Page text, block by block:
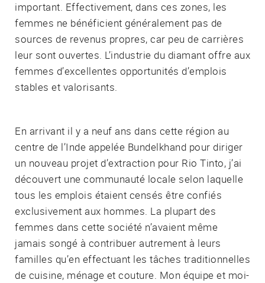
important. Effectivement, dans ces zones, les
femmes ne bénéficient généralement pas de
sources de revenus propres, car peu de carrières
leur sont ouvertes. L’industrie du diamant offre aux
femmes d’excellentes opportunités d’emplois
stables et valorisants.
En arrivant il y a neuf ans dans cette région au
centre de l’Inde appelée Bundelkhand pour diriger
un nouveau projet d’extraction pour Rio Tinto, j’ai
découvert une communauté locale selon laquelle
tous les emplois étaient censés être confiés
exclusivement aux hommes. La plupart des
femmes dans cette société n’avaient même
jamais songé à contribuer autrement à leurs
familles qu’en effectuant les tâches traditionnelles
de cuisine, ménage et couture. Mon équipe et moi-